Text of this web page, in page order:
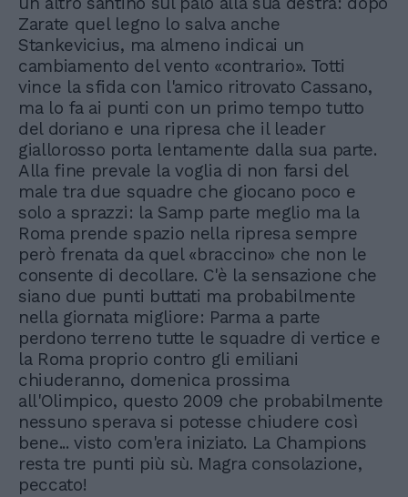
Zarate quel legno lo salva anche
Stankevicius, ma almeno indicai un
cambiamento del vento «contrario». Totti
vince la sfida con l'amico ritrovato Cassano,
ma lo fa ai punti con un primo tempo tutto
del doriano e una ripresa che il leader
giallorosso porta lentamente dalla sua parte.
Alla fine prevale la voglia di non farsi del
male tra due squadre che giocano poco e
solo a sprazzi: la Samp parte meglio ma la
Roma prende spazio nella ripresa sempre
però frenata da quel «braccino» che non le
consente di decollare. C'è la sensazione che
siano due punti buttati ma probabilmente
nella giornata migliore: Parma a parte
perdono terreno tutte le squadre di vertice e
la Roma proprio contro gli emiliani
chiuderanno, domenica prossima
all'Olimpico, questo 2009 che probabilmente
nessuno sperava si potesse chiudere così
bene... visto com'era iniziato. La Champions
resta tre punti più sù. Magra consolazione,
peccato!